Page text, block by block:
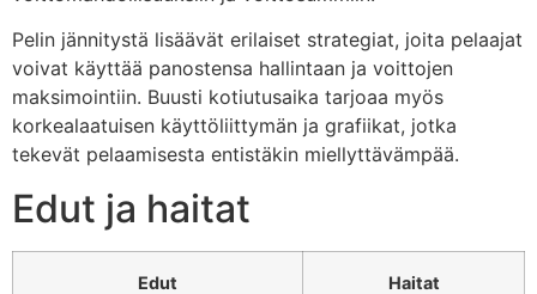
Pelin jännitystä lisäävät erilaiset strategiat, joita pelaajat
voivat käyttää panostensa hallintaan ja voittojen
maksimointiin. Buusti kotiutusaika tarjoaa myös
korkealaatuisen käyttöliittymän ja grafiikat, jotka
tekevät pelaamisesta entistäkin miellyttävämpää.
Edut ja haitat
Edut Haitat